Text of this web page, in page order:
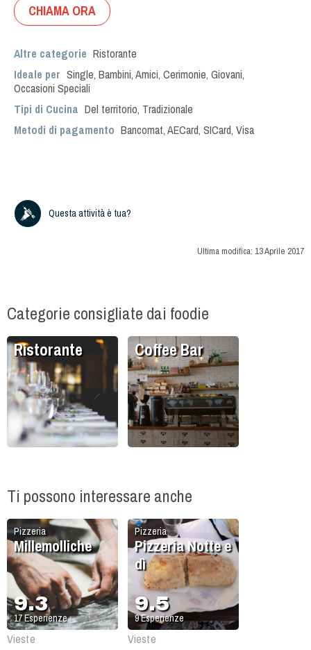
CHIAMA ORA
Altre categorie Ristorante
Ideale per Single, Bambini,Amici, Cerimonie, Giovani,
Occasioni Speciali
Tipi di Cucina Del territorio, Tradizionale
Metodi di pagamento Bancomat, AECard, SICard, Visa
Questa attività è tua?
Ultima modifica: 13 Aprile 2017
Categorie consigliate dai foodie
Ristorante Coffee Bar
Ti possono interessare anche
Pizzeria
Millemolliche
9.3
17Esperienze
Vieste
Pizzeria
Pizzeria Notte e
dì
9.5
9Esperienze
Vieste